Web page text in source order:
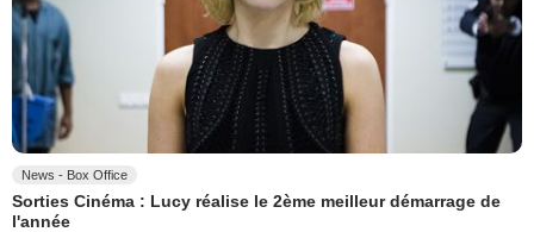
News - Box Office
Sorties Cinéma : Lucy réalise le 2ème meilleur démarrage de
l'année